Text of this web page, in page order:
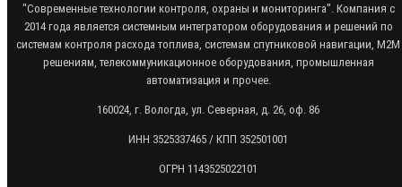
"Современные технологии контроля, охраны и мониторинга". Компания с
2014 года является системным интегратором оборудования и решений по
системам контроля расхода топлива, системам спутниковой навигации, М2М
решениям, телекоммуникационное оборудования, промышленная
автоматизация и прочее.
160024, г. Вологда, ул. Северная, д. 26, оф. 86
ИНН 3525337465 / КПП 352501001
ОГРН 1143525022101